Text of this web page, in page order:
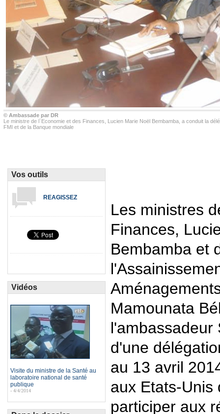
© Ambassade par DR
Le ministre de l`Economie et des Finances, Lucien Marie Noël Bembamba, a conduit la
FMI et de la Banque mondiale
Vos outils
REAGISSEZ
Vidéos
Visite du ministre de la Santé au
laboratoire national de santé
publique
- 4/4/2014
Les ministres
Finances,
Bembamba et
Mamounata
l'ambassadeur
d'une
au 13 avril
aux Etats-Unis
participer aux